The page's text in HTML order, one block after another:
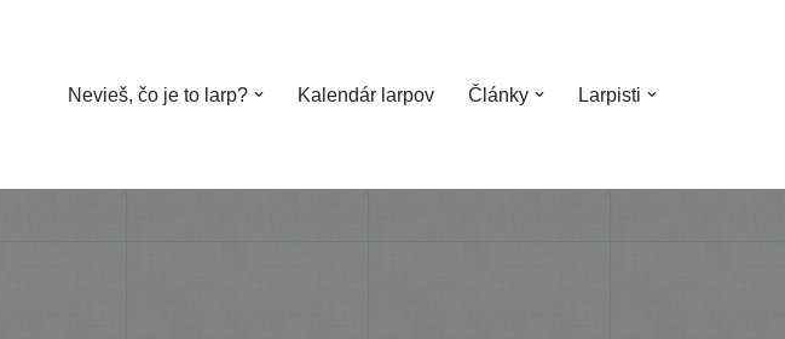
Nevieš, čo je to larp? Kalendár larpov Články Larpisti